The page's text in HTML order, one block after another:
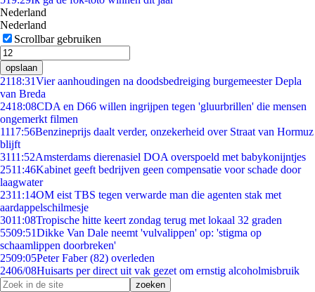
Nederland
Nederland
Scrollbar gebruiken
opslaan
2118:31Vier aanhoudingen na doodsbedreiging burgemeester Depla
van Breda
2418:08CDA en D66 willen ingrijpen tegen 'gluurbrillen' die mensen
ongemerkt filmen
1117:56Benzineprijs daalt verder, onzekerheid over Straat van Hormuz
blijft
3111:52Amsterdams dierenasiel DOA overspoeld met babykonijntjes
2511:46Kabinet geeft bedrijven geen compensatie voor schade door
laagwater
2311:14OM eist TBS tegen verwarde man die agenten stak met
aardappelschilmesje
3011:08Tropische hitte keert zondag terug met lokaal 32 graden
5509:51Dikke Van Dale neemt 'vulvalippen' op: 'stigma op
schaamlippen doorbreken'
2509:05Peter Faber (82) overleden
2406/08Huisarts per direct uit vak gezet om ernstig alcoholmisbruik